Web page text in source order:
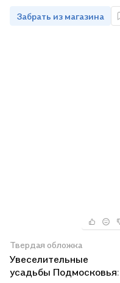
Забрать из магазина
Твердая обложка
Увеселительные
усадьбы Подмосковья: